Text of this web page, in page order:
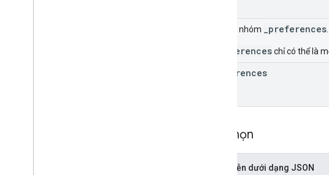
Trường nhóm _preferences
_preferenceschỉ có thể là
preferences
Tùy chọn
Biểu diễn dưới dạng JSON